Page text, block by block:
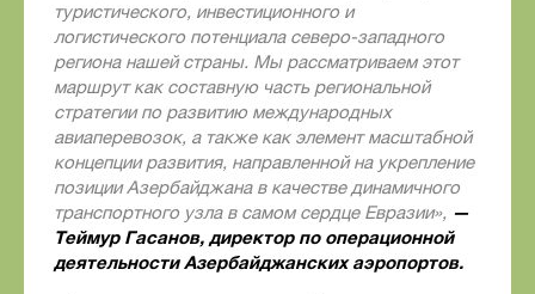
туристического, инвестиционного и
логистического потенциала северо-западного
региона нашей страны. Мы рассматриваем этот
маршрут как составную часть региональной
стратегии по развитию международных
авиаперевозок, а также как элемент масштабной
концепции развития, направленной на укрепление
позиции Азербайджана в качестве динамичного
транспортного узла в самом сердце Евразии», —
Теймур Гасанов, директор по операционной
деятельности Азербайджанских аэропортов.